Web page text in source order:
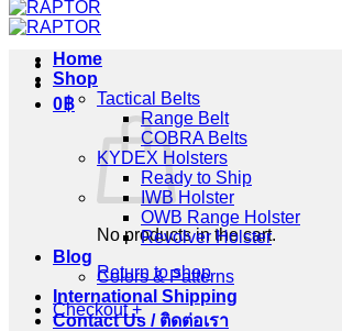
0฿
No products in the cart.
Return to shop
Checkout +
Home
Shop
Tactical Belts
Range Belt
COBRA Belts
KYDEX Holsters
Ready to Ship
IWB Holster
OWB Range Holster
Revolver Holster
Blog
Colors & Patterns
International Shipping
Contact Us / ติดต่อเรา